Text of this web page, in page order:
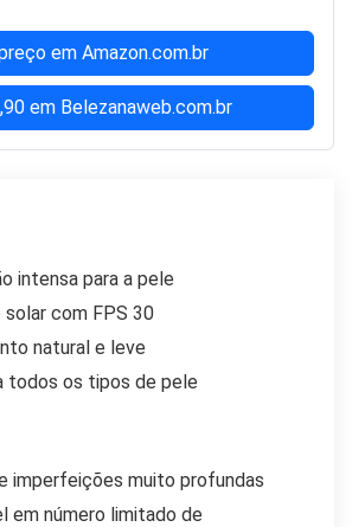
em Amazon.com.br
em Belezanaweb.com.br
intensa para a pele
com FPS 30
natural e leve
todos os tipos de pele
imperfeições muito profundas
em número limitado de